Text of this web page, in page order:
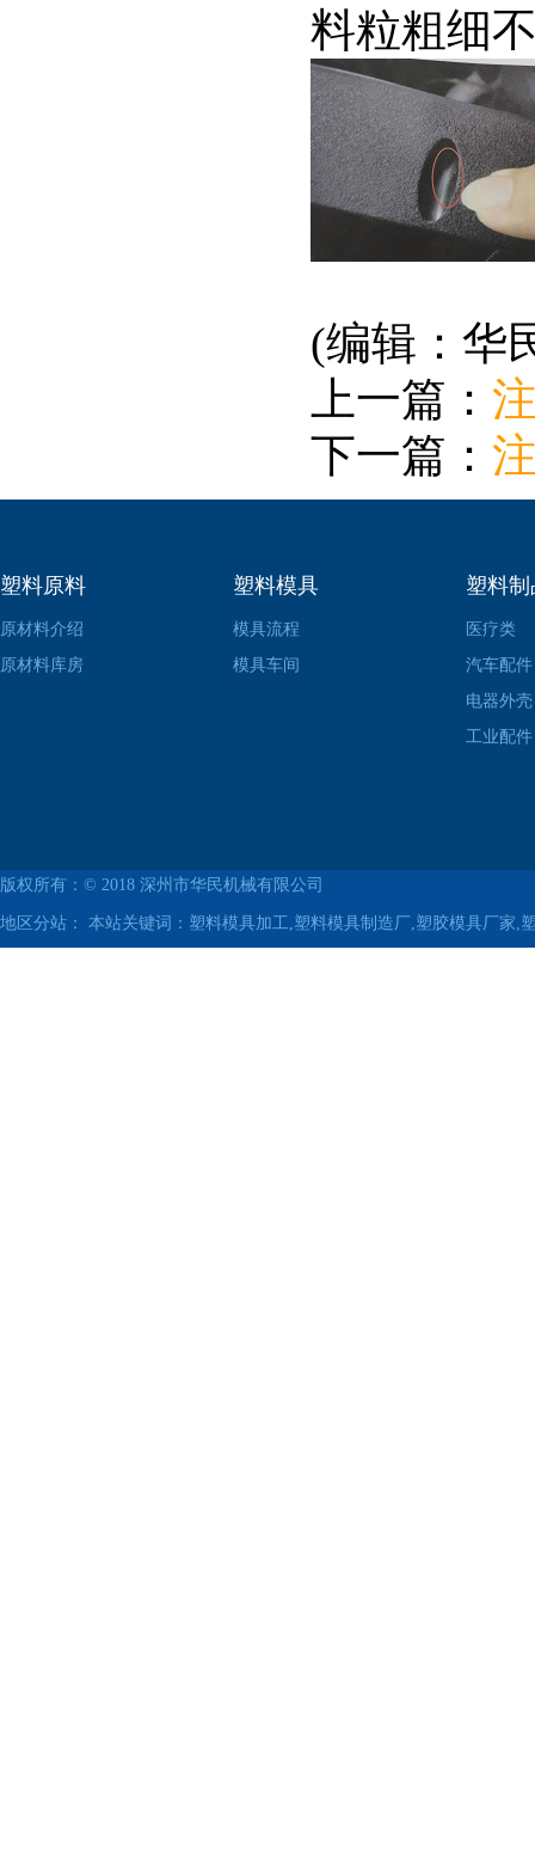
料粒粗细
(编辑：华
上一篇：
下一篇：
塑料原料
原材料介绍
原材料库房
塑料模具
模具流程
模具车间
塑料制
医疗类
汽车配件
电器外壳
工业配件
版权所有：© 2018 深州市华民机械有限公司
地区分站： 本站关键词：塑料模具加工,塑料模具制造厂,塑胶模具厂家,